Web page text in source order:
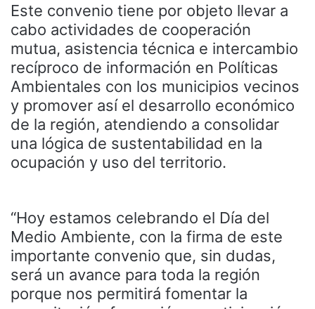
Este convenio tiene por objeto llevar a
cabo actividades de cooperación
mutua, asistencia técnica e intercambio
recíproco de información en Políticas
Ambientales con los municipios vecinos
y promover así el desarrollo económico
de la región, atendiendo a consolidar
una lógica de sustentabilidad en la
ocupación y uso del territorio.
“Hoy estamos celebrando el Día del
Medio Ambiente, con la firma de este
importante convenio que, sin dudas,
será un avance para toda la región
porque nos permitirá fomentar la